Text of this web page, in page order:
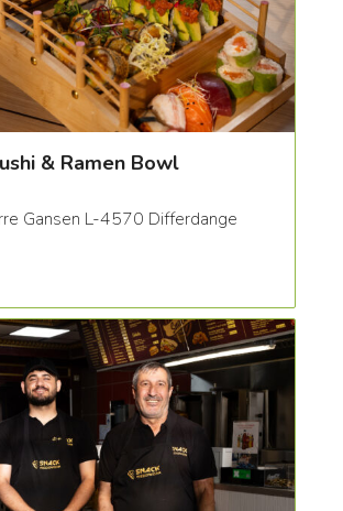
& Ramen Bowl
Gansen L-4570 Differdange